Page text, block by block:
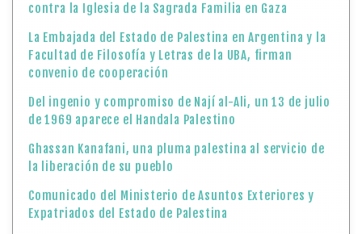
contra la Iglesia de la Sagrada Familia en Gaza
La Embajada del Estado de Palestina en Argentina y la
Facultad de Filosofía y Letras de la UBA, firman
convenio de cooperación
Del ingenio y compromiso de Nají al-Ali, un 13 de julio
de 1969 aparece el Handala Palestino
Ghassan Kanafani, una pluma palestina al servicio de
la liberación de su pueblo
Comunicado del Ministerio de Asuntos Exteriores y
Expatriados del Estado de Palestina